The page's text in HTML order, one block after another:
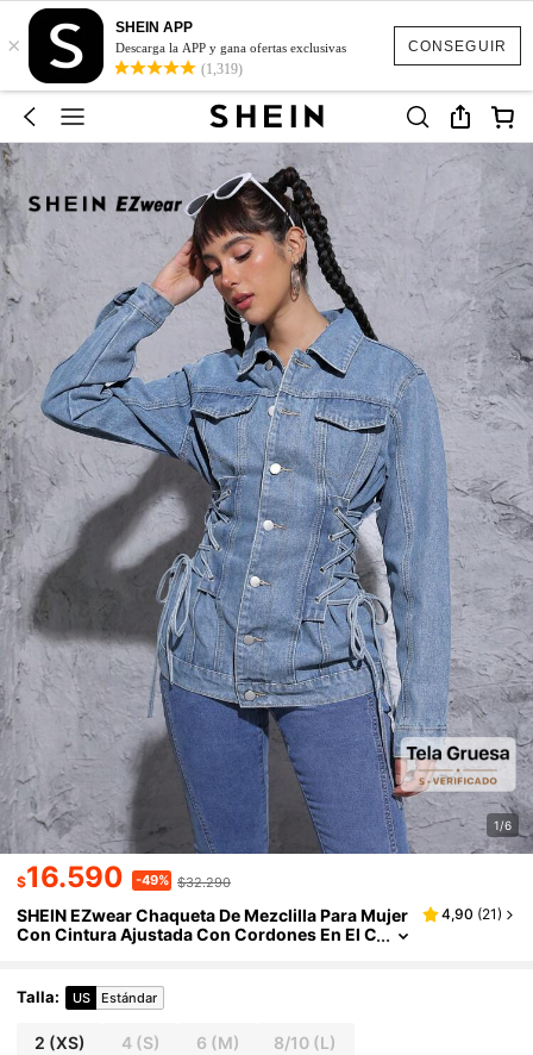
CONSEGUIR
×
SHEIN APP
Descarga la APP y gana ofertas exclusivas
(1,319)
1/6
$16.590 -49% $32.290
SHEIN EZwear Chaqueta De Mezclilla Para Mujer
Con Cintura Ajustada Con Cordones En El C
4,90 (21)
Talla: US Estándar
2 (XS) 4(S) 6 (M) 8/10 (L)